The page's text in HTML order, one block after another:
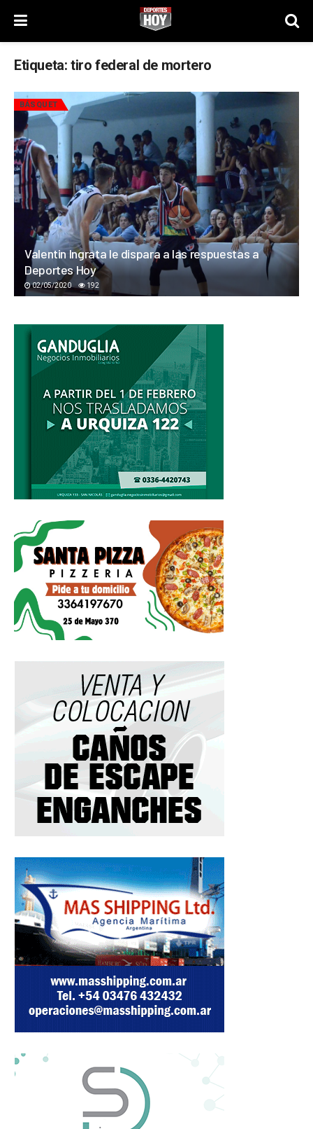
Etiqueta: tiro federal de mortero
BÁSQUET
Valentin Ingrata le dispara a las respuestas a
Deportes Hoy
02/05/2020 192